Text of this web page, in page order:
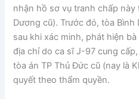
nhận hồ sơ vụ tranh chấp này
Dương cũ). Trước đó, tòa
sau khi xác minh, phát hiện
địa chỉ do ca sĩ J-97 cung
tòa án TP Thủ Đức cũ (nay là
quyết theo thẩm quyền.